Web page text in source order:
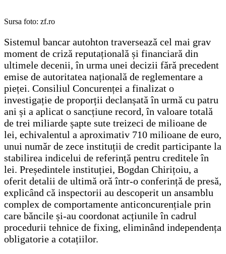
Sursa foto: zf.ro
Sistemul bancar autohton traversează cel mai grav
moment de criză reputațională și financiară din
ultimele decenii, în urma unei decizii fără precedent
emise de autoritatea națională de reglementare a
pieței. Consiliul Concurenței a finalizat o
investigație de proporții declanșată în urmă cu patru
ani și a aplicat o sancțiune record, în valoare totală
de trei miliarde șapte sute treizeci de milioane de
lei, echivalentul a aproximativ 710 milioane de euro,
unui număr de zece instituții de credit participante la
stabilirea indicelui de referință pentru creditele în
lei. Președintele instituției, Bogdan Chirițoiu, a
oferit detalii de ultimă oră într-o conferință de presă,
explicând că inspectorii au descoperit un ansamblu
complex de comportamente anticoncurențiale prin
care băncile și-au coordonat acțiunile în cadrul
procedurii tehnice de fixing, eliminând independența
obligatorie a cotațiilor.